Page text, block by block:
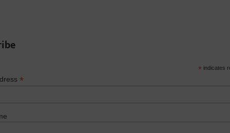
* indicates
*